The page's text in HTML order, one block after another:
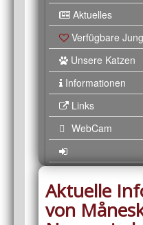
Aktuelles
Verfügbare
Unsere Katzen
Informationen
Links
WebCam
Aktuelle
von